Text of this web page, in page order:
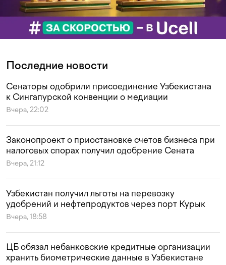
Последние новости
Сенаторы одобрили присоединение Узбекистана
к Сингапурской конвенции о медиации
Вчера, 22:02
Законопроект о приостановке счетов бизнеса при
налоговых спорах получил одобрение Сената
Вчера, 21:12
Узбекистан получил льготы на перевозку
удобрений и нефтепродуктов через порт Курык
Вчера, 18:58
ЦБ обязал небанковские кредитные организации
хранить биометрические данные в Узбекистане